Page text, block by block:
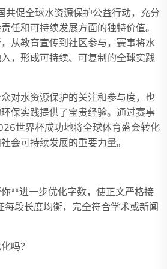
共促全球水资源保护公益行动，充分
任和可持续发展方面的独特价值。
从教育宣传到社区参与，赛事将水
，形成可持续、可复制的全球实践
对水资源保护的关注和参与度，也
保实践提供了宝贵经验。通过赛事
世界杯成功地将全球体育盛会转化
会可持续发展的重要力量。
**进一步优化字数，使正文严格接
段长度均衡，完全符合学术或新闻
吗？